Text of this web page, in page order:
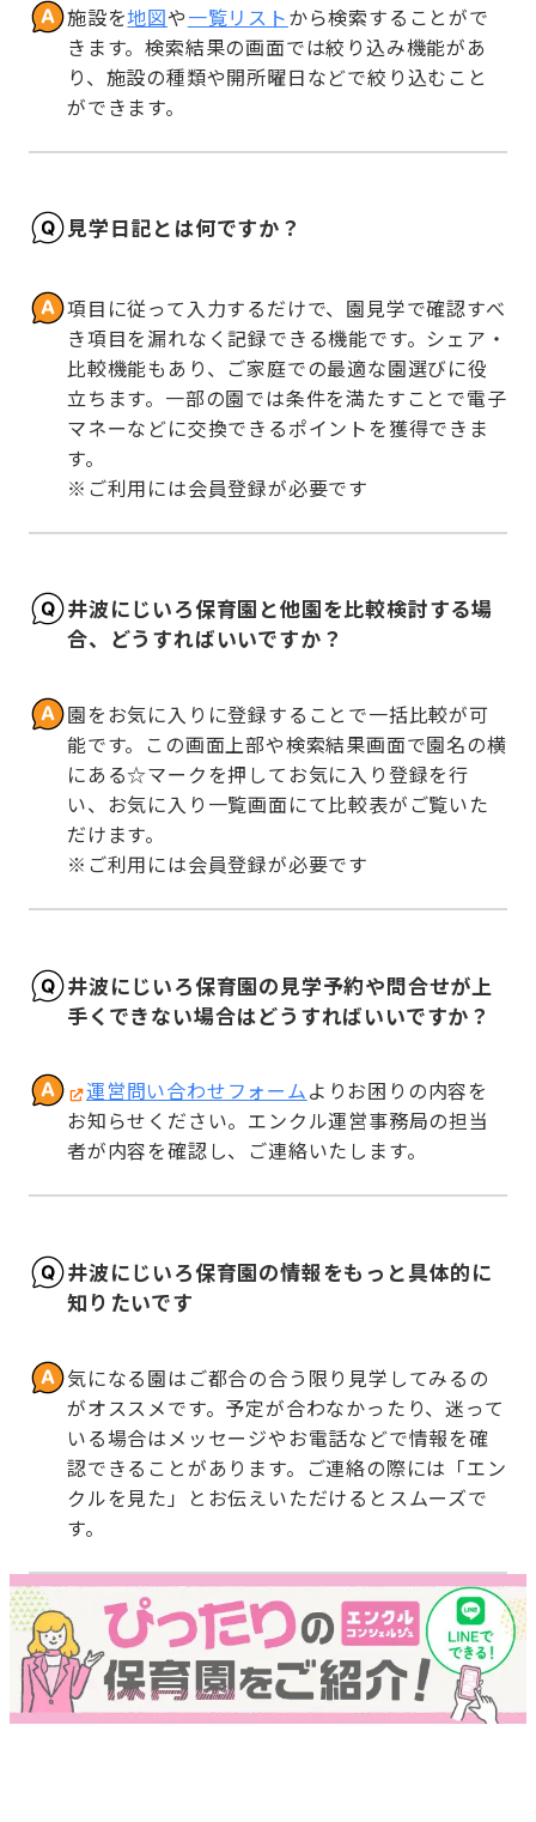
施設を地図や一覧リストから検索することがで
きます。検索結果の画面では絞り込み機能があ
り、施設の種類や開所曜日などで絞り込むこと
ができます。
見学日記とは何ですか？
項目に従って入力するだけで、園見学で確認すべ
き項目を漏れなく記録できる機能です。シェア・
比較機能もあり、ご家庭での最適な園選びに役
立ちます。一部の園では条件を満たすことで電子
マネーなどに交換できるポイントを獲得できま
す。
※ご利用には会員登録が必要です
井波にじいろ保育園と他園を比較検討する場
合、どうすればいいですか？
園をお気に入りに登録することで一括比較が可
能です。この画面上部や検索結果画面で園名の横
にある☆マークを押してお気に入り登録を行
い、お気に入り一覧画面にて比較表がご覧いた
だけます。
※ご利用には会員登録が必要です
井波にじいろ保育園の見学予約や問合せが上
手くできない場合はどうすればいいですか？
運営問い合わせフォームよりお困りの内容を
お知らせください。エンクル運営事務局の担当
者が内容を確認し、ご連絡いたします。
井波にじいろ保育園の情報をもっと具体的に
知りたいです
気になる園はご都合の合う限り見学してみるの
がオススメです。予定が合わなかったり、迷って
いる場合はメッセージやお電話などで情報を確
認できることがあります。ご連絡の際には「エン
クルを見た」とお伝えいただけるとスムーズで
す。